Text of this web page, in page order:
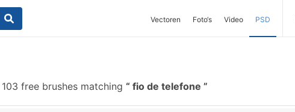
Vectoren Foto‘s Video PSD
103 free brushes matching fio de telefone